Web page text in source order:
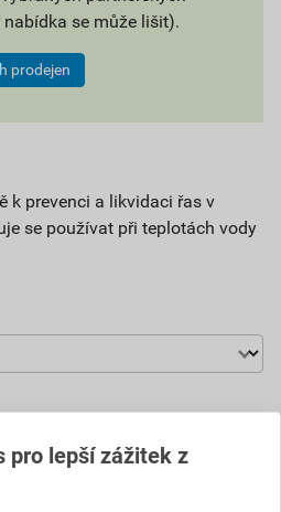
se může lišit).
prodejen
k prevenci a likvidaci řas v
se používat při teplotách vody
pro lepší zážitek z